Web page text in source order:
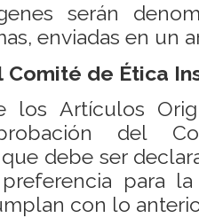
serán
enviadas en un
Comité de Ética
los Artículos
del
debe ser
para
con lo